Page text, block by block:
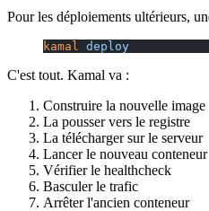
Pour les déploiements ultérieurs,
kamal deploy
C'est tout. Kamal va :
Construire la nouvelle image
La pousser vers le registre
La télécharger sur le serveur
Lancer le nouveau conteneur
Vérifier le healthcheck
Basculer le trafic
Arrêter l'ancien conteneur